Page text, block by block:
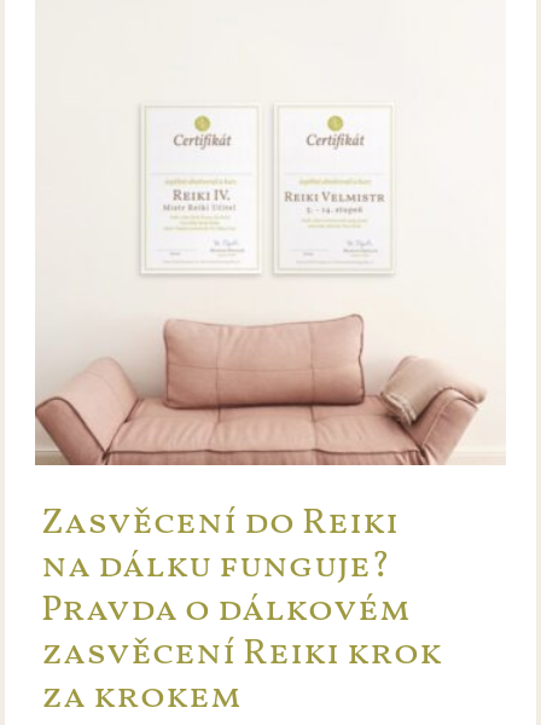
Zasvěcení do Reiki
na dálku funguje?
Pravda o dálkovém
zasvěcení Reiki krok
za krokem